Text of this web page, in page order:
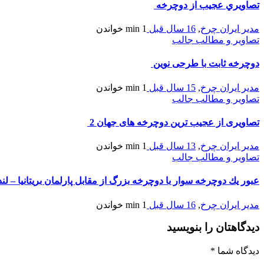
تصاويري عجيب از دوچرخه
مدیر ایران چرخ, 16 سال قبل 1 min
خواندن
تصاویر و مطالب جالب
دوچرخه ثابت با طرحی نوین
مدیر ایران چرخ, 15 سال قبل 1 min
خواندن
تصاویر و مطالب جالب
تصاویری از عجیب ترین دوچرخه های جهان 2
مدیر ایران چرخ, 13 سال قبل 1 min
خواندن
تصاویر و مطالب جالب
عبور يك دوچرخه سوار با دوچرخه بزرگ از مقابل پارلمان بريتانيا –
مدیر ایران چرخ, 16 سال قبل 1 min خواندن
دیدگاهتان را بنویسید
دیدگاه شما *